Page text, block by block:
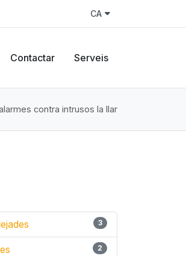
CA
Contactar Serveis
contra intrusos la llar
3
2